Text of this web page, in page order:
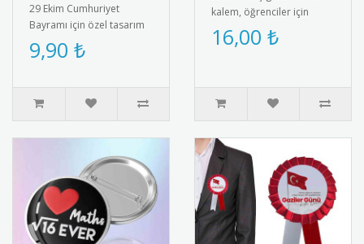
29 Ekim Cumhuriyet
Bayramı için özel tasarım
metal rozet. Kaliteli metal
malzemeden üretilmiş,
9,90 ₺
kalem, öğrenciler için
eğlenceli ve kullanışlı bir
hediye. Her ürün bir k..
16,00 ₺